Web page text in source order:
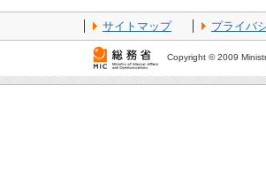
サイトマップ プライバ
Copyright © 2009